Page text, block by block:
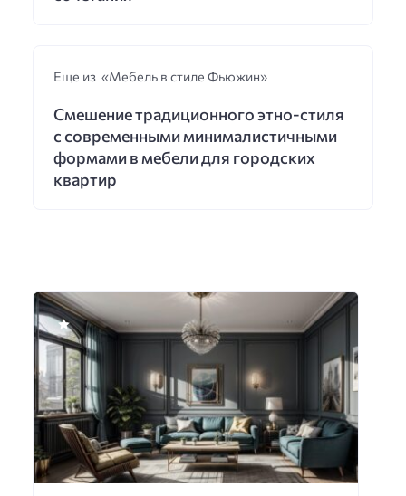
Еще из «Мебель в стиле Фьюжин»
Смешение традиционного этно-стиля
с современными минималистичными
формами в мебели для городских
квартир